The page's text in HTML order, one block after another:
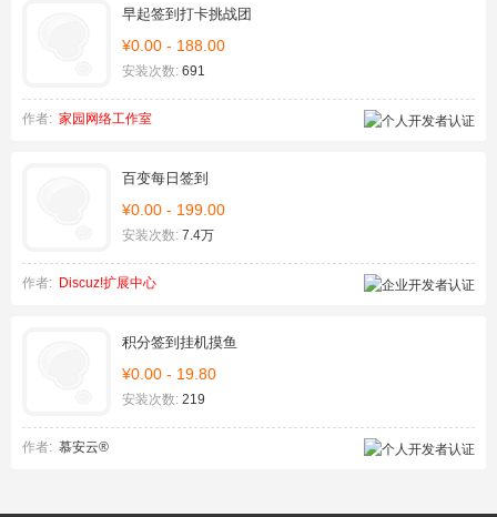
早起签到打卡挑战团
¥0.00 - 188.00
安装次数: 691
作者: 家园网络工作室
百变每日签到
¥0.00 - 199.00
安装次数: 7.4万
作者: Discuz!扩展中心
积分签到挂机摸鱼
¥0.00 - 19.80
安装次数: 219
作者: 慕安云®